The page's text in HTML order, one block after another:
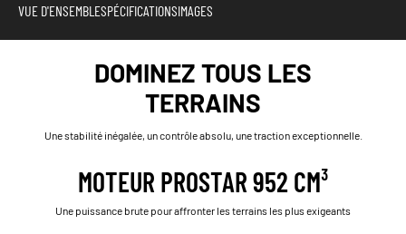
VUE D'ENSEMBLESPÉCIFICATIONSIMAGES
DOMINEZ TOUS LES
TERRAINS
Une stabilité inégalée, un contrôle absolu, une traction exceptionnelle.
MOTEUR PROSTAR 952 CM³
Une puissance brute pour affronter les terrains les plus exigeants